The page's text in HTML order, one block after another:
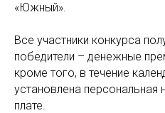
«Южный».
Все участники конкурса
победители – денежные
кроме того, в течение
установлена персональная
плате.